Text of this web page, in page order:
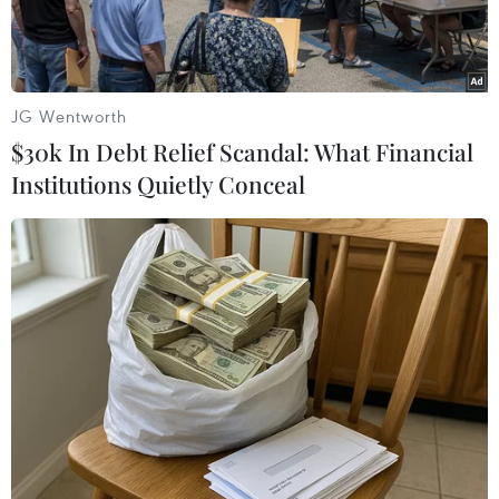
Ảnh minh họa. (Nguồn: TTXVN)
Sở Nội vụ Thành phố Hồ Chí Minh cho biết do sơ
suất trong trong việc ghi thời điểm thống kê,
nên thông tin 6.177 cán bộ, công chức, viên
chức Thành phố Hồ Chí Minh thôi việc trong 6
JG Wentworth
$30k In Debt Relief Scandal: What Financial
Institutions Quietly Conceal